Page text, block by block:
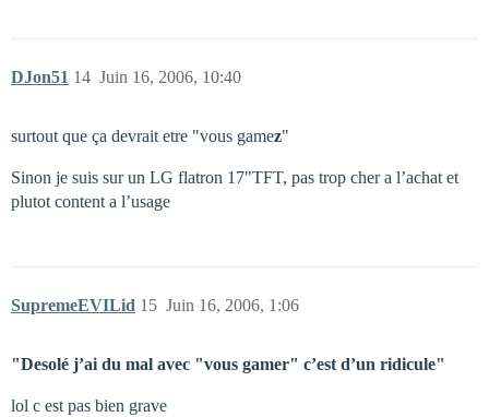
DJon51 Juin 16, 2006, 10:40
14
surtout que ça devrait etre "vous gamez"
Sinon je suis sur un LG flatron 17"TFT, pas trop cher a l’achat et
plutot content a l’usage
SupremeEVILid Juin 16, 2006, 1:06
15
"Desolé j’ai du mal avec "vous gamer" c’est d’un ridicule"
lol c est pas bien grave